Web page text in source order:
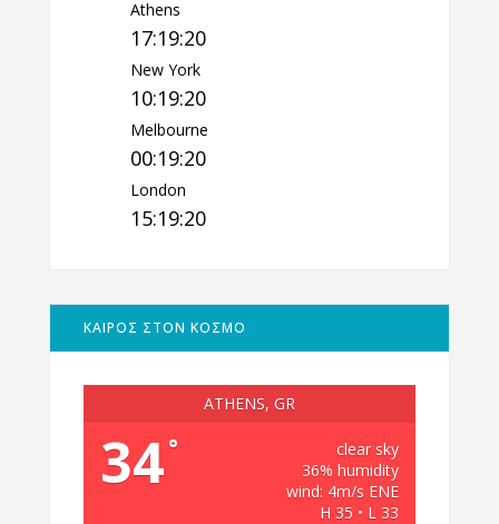
Athens
17:19:21
New York
10:19:21
Melbourne
00:19:21
London
15:19:21
ΚΑΙΡΟΣ ΣΤΟΝ ΚΟΣΜΟ
ATHENS, GR
34°
clear sky
36% humidity
wind: 4m/s ENE
H 35 • L 33